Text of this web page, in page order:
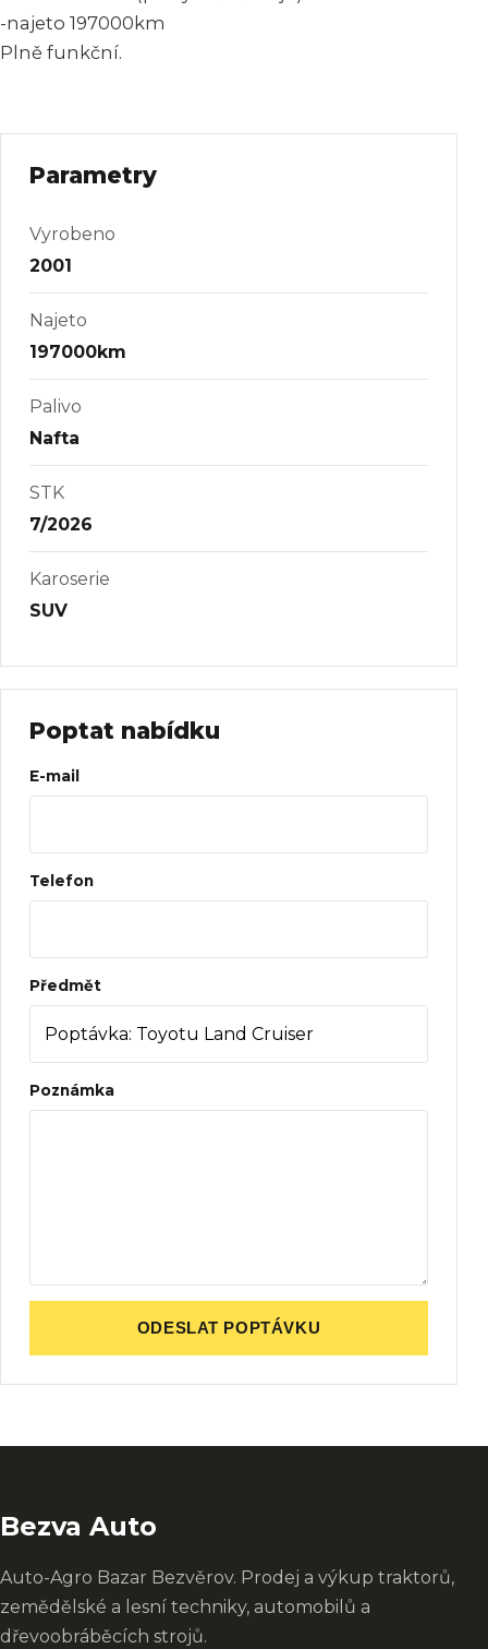
-najeto 197000km
Plně funkční.
Parametry
Vyrobeno
2001
Najeto
197000km
Palivo
Nafta
STK
7/2026
Karoserie
SUV
Poptat nabídku
Web
E-mail
Telefon
Předmět
Poznámka
ODESLAT POPTÁVKU
Bezva Auto
Auto-Agro Bazar Bezvěrov. Prodej a výkup traktorů,
zemědělské a lesní techniky, automobilů a
dřevoobráběcích strojů.